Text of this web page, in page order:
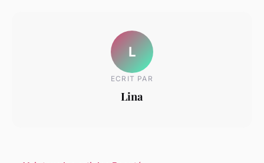
L
ECRIT PAR
Lina